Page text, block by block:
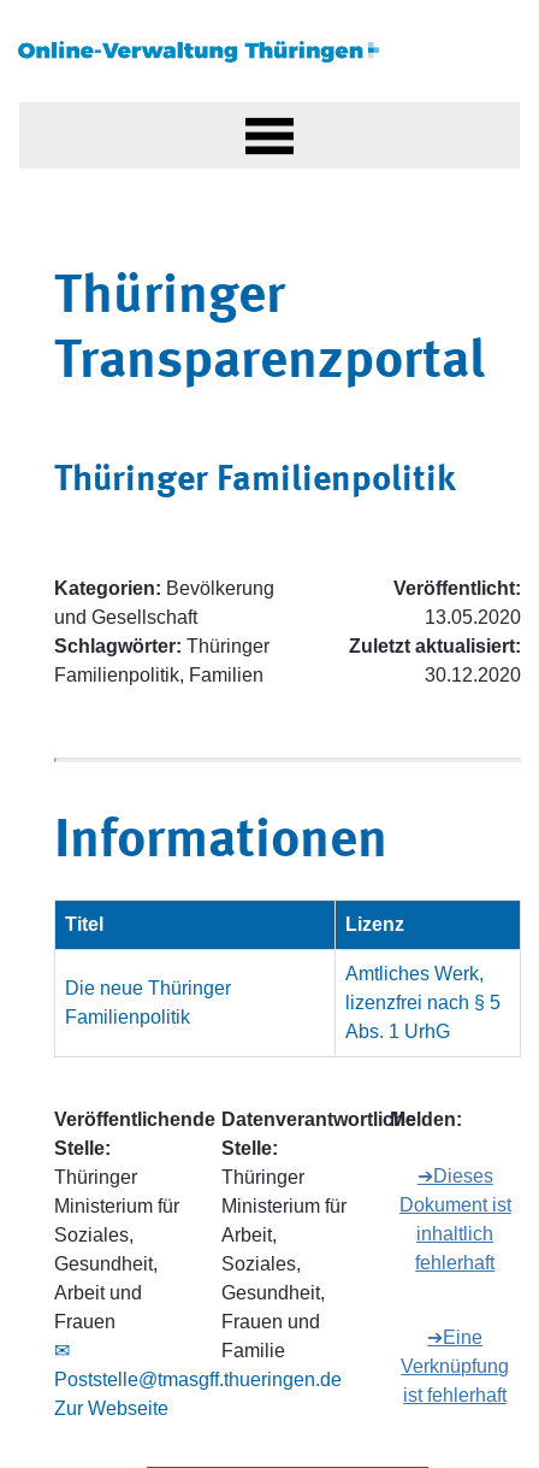
Thüringer
Transparenzportal
Thüringer Familienpolitik
Kategorien: Bevölkerung
und Gesellschaft
Schlagwörter: Thüringer
Familienpolitik, Familien
Veröffentlicht:
13.05.2020
Zuletzt aktualisiert:
30.12.2020
Informationen
Titel Lizenz
Die neue Thüringer
Familienpolitik
Amtliches Werk,
lizenzfrei nach § 5
Abs. 1 UrhG
Veröffentlichende
Stelle:
Thüringer
Ministerium für
Soziales,
Gesundheit,
Arbeit und
Frauen
✉
Poststelle@tmasgff.thueringen.de
Zur Webseite
Datenverantwortliche
Stelle:
Thüringer
Ministerium für
Arbeit,
Soziales,
Gesundheit,
Frauen und
Familie
Melden:
➔Dieses
Dokument ist
inhaltlich
fehlerhaft
➔Eine
Verknüpfung
ist fehlerhaft